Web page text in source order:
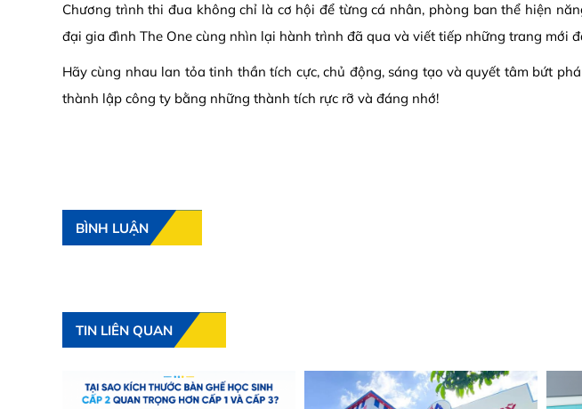
Chương trình thi đua không chỉ là cơ hội để từng cá nhân, phòng ban thể hiện
đại gia đình The One cùng nhìn lại hành trình đã qua và viết tiếp những trang mới
Hãy cùng nhau lan tỏa tinh thần tích cực, chủ động, sáng tạo và quyết tâm bứt
thành lập công ty bằng những thành tích rực rỡ và đáng nhớ!
BÌNH LUẬN
TIN LIÊN QUAN